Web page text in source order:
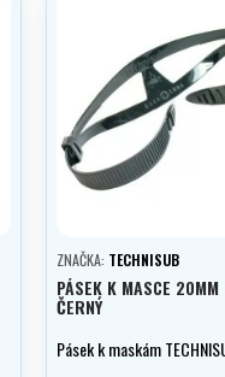
ZNAČKA: TECHNISUB
PÁSEK K MASCE 20MM
ČERNÝ
Pásek k maskám